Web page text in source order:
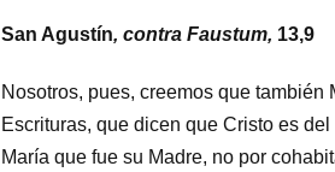
San Agustín, contra Faustum, 13,9
Nosotros, pues, creemos que
Escrituras, que dicen que Cristo es
María que fue su Madre, no por